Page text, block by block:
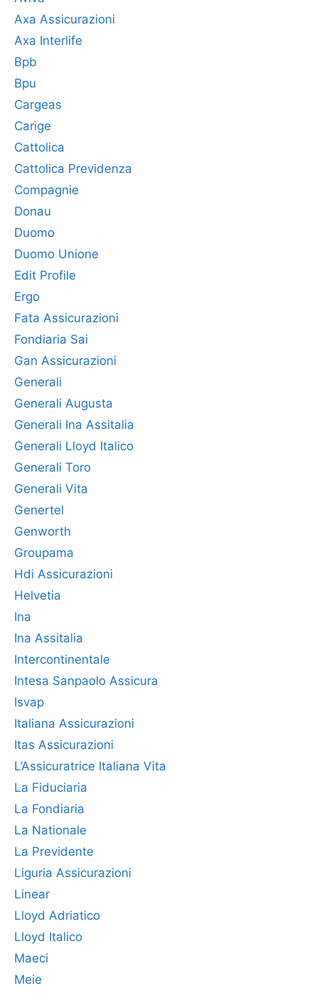
Axa Assicurazioni
Axa Interlife
Bpb
Bpu
Cargeas
Carige
Cattolica
Cattolica Previdenza
Compagnie
Donau
Duomo
Duomo Unione
Edit Profile
Ergo
Fata Assicurazioni
Fondiaria Sai
Gan Assicurazioni
Generali
Generali Augusta
Generali Ina Assitalia
Generali Lloyd Italico
Generali Toro
Generali Vita
Genertel
Genworth
Groupama
Hdi Assicurazioni
Helvetia
Ina
Ina Assitalia
Intercontinentale
Intesa Sanpaolo Assicura
Isvap
Italiana Assicurazioni
Itas Assicurazioni
L’Assicuratrice Italiana Vita
La Fiduciaria
La Fondiaria
La Nationale
La Previdente
Liguria Assicurazioni
Linear
Lloyd Adriatico
Lloyd Italico
Maeci
Meie